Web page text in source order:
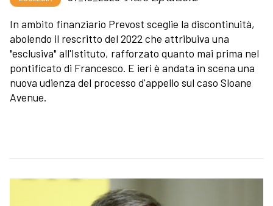
In ambito finanziario Prevost sceglie la discontinuità,
abolendo il rescritto del 2022 che attribuiva una
"esclusiva" all'Istituto, rafforzato quanto mai prima nel
pontificato di Francesco. E ieri è andata in scena una
nuova udienza del processo d'appello sul caso Sloane
Avenue.